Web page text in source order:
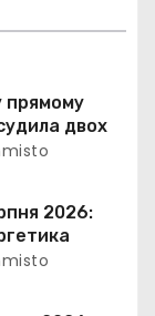
прямому
двох
2026: